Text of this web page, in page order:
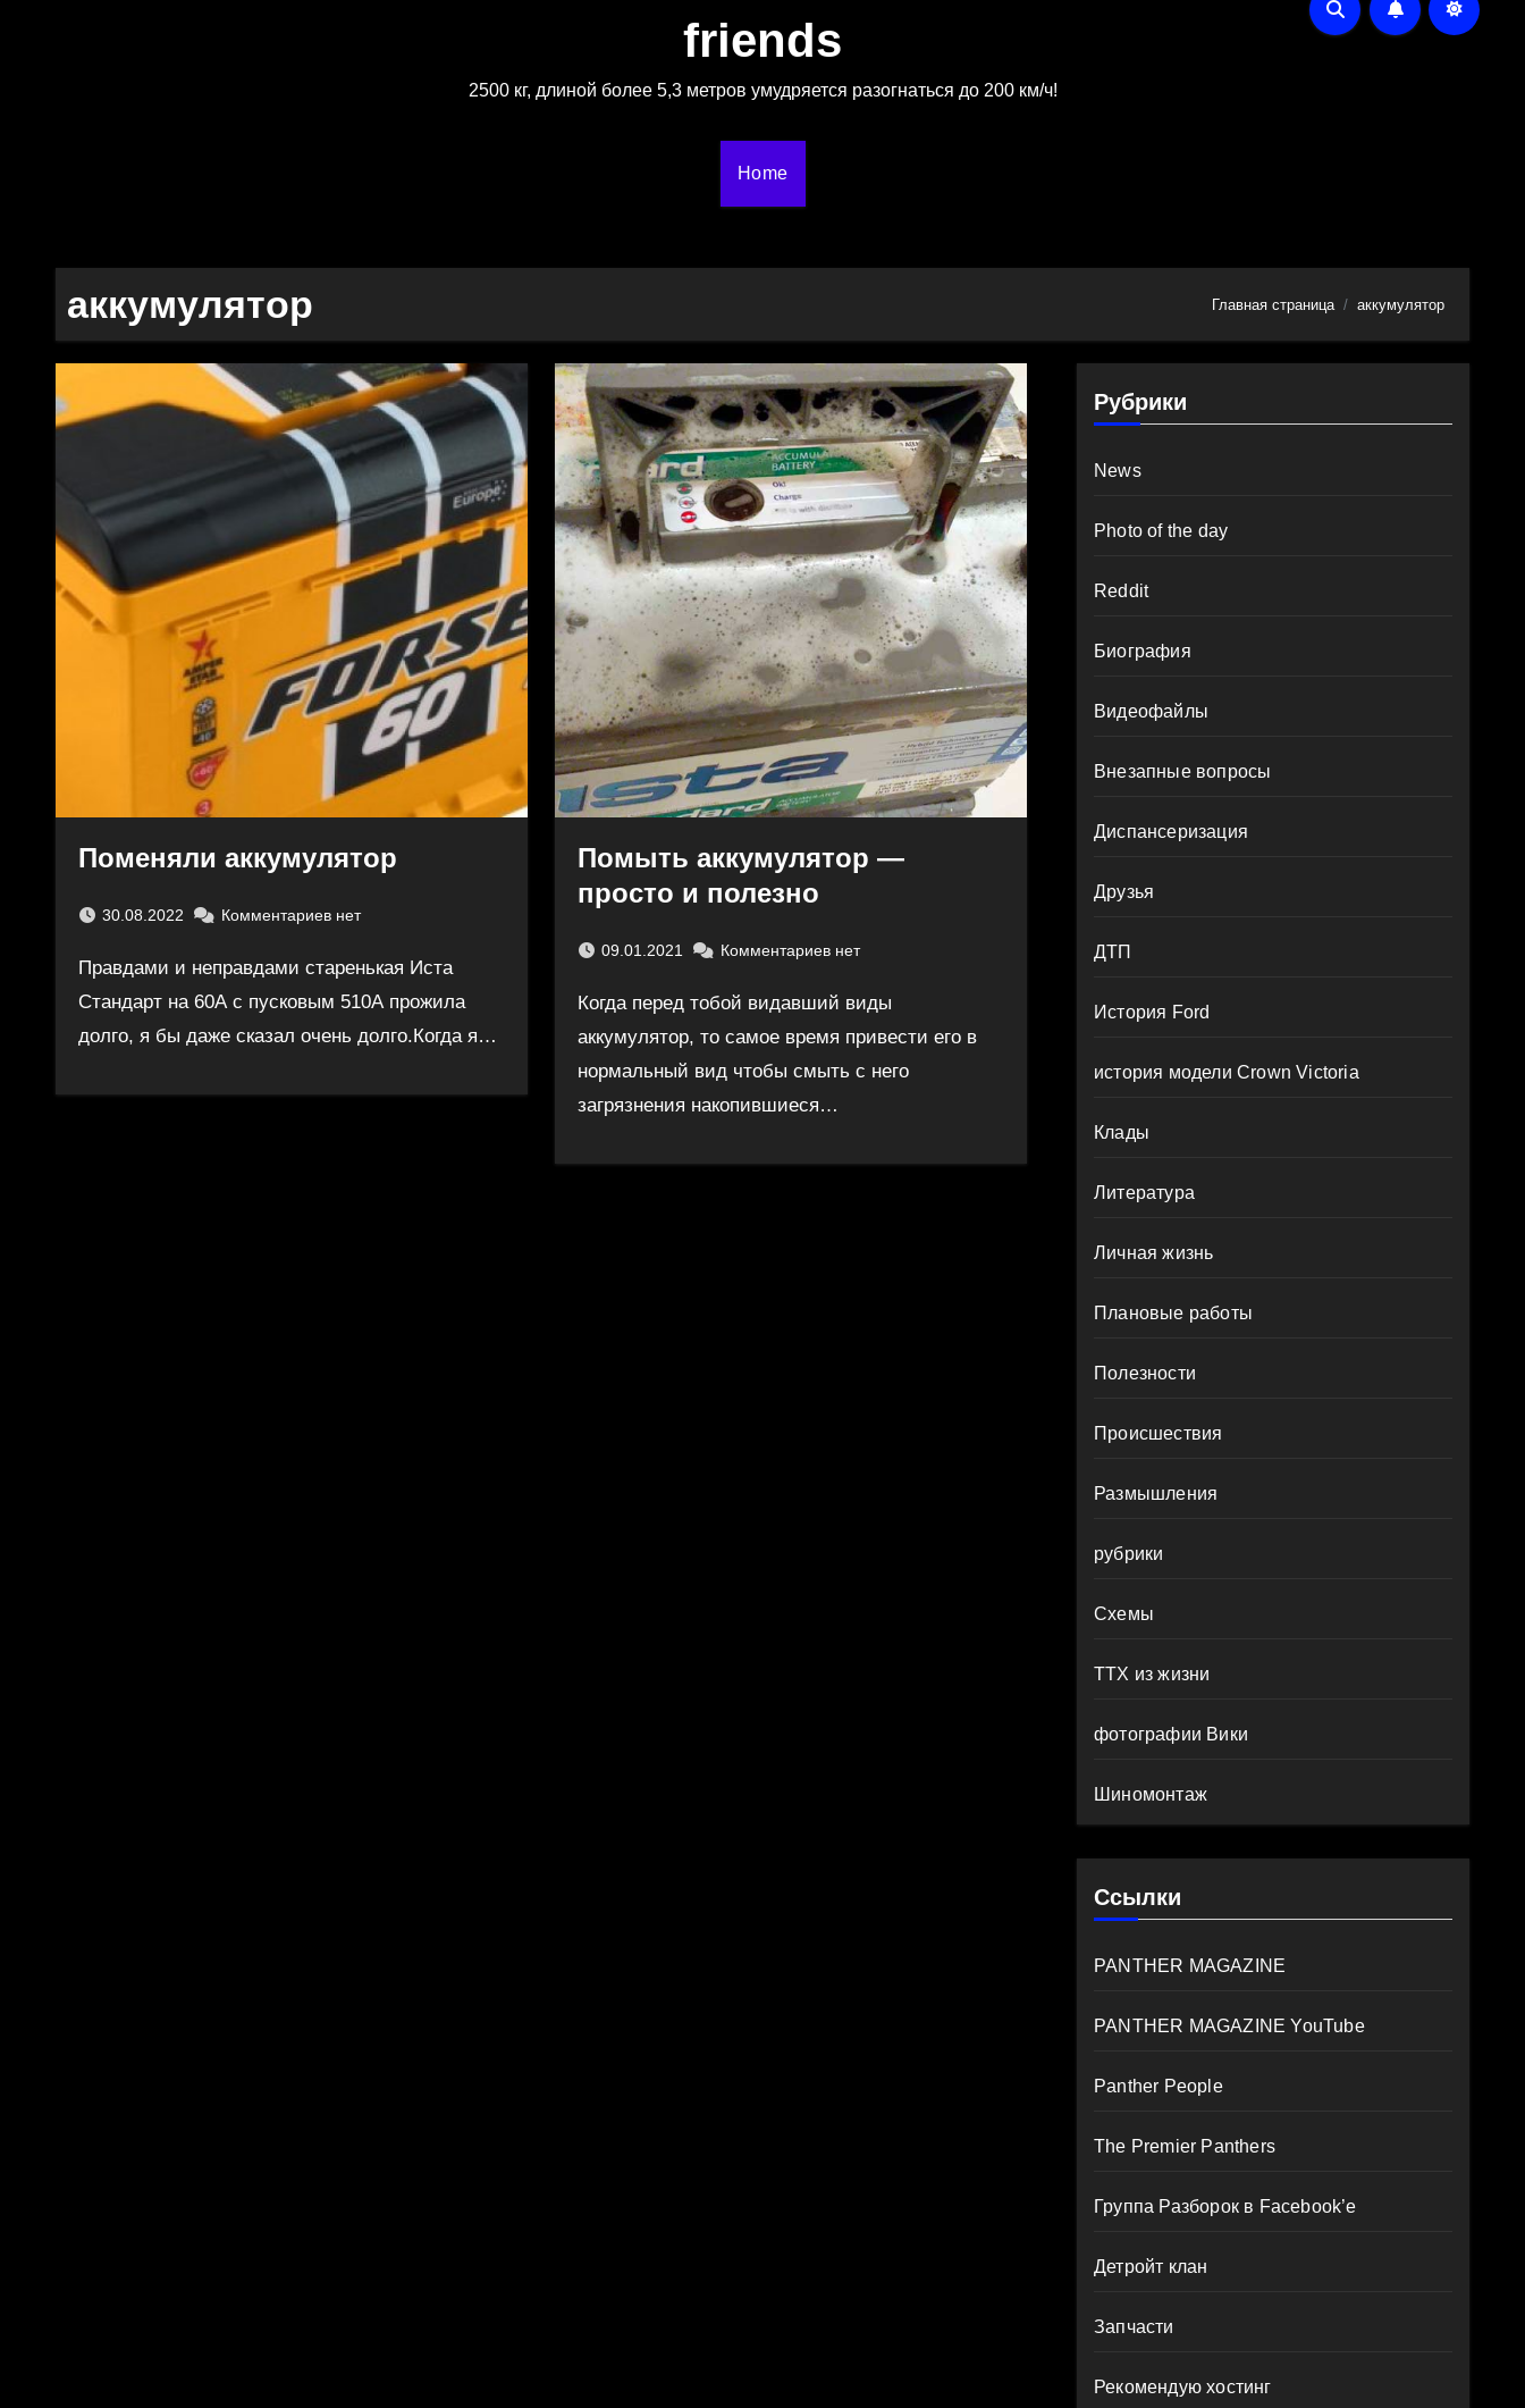
friends
2500 кг, длиной более 5,3 метров умудряется разогнаться до 200 км/ч!
Home
аккумулятор Главная страница аккумулятор
Поменяли аккумулятор
30.08.2022 Комментариев нет
Правдами и неправдами старенькая Иста
Стандарт на 60А с пусковым 510А прожила
долго, я бы даже сказал очень долго.Когда я…
Помыть аккумулятор —
просто и полезно
09.01.2021 Комментариев нет
Когда перед тобой видавший виды
аккумулятор, то самое время привести его в
нормальный вид чтобы смыть с него
загрязнения накопившиеся…
Рубрики
News
Photo of the day
Reddit
Биография
Видеофайлы
Внезапные вопросы
Диспансеризация
Друзья
ДТП
История Ford
история модели Crown Victoria
Клады
Литература
Личная жизнь
Плановые работы
Полезности
Происшествия
Размышления
рубрики
Схемы
ТТХ из жизни
фотографии Вики
Шиномонтаж
Ссылки
PANTHER MAGAZINE
PANTHER MAGAZINE YouTube
Panther People
The Premier Panthers
Группа Разборок в Facebook’е
Детройт клан
Запчасти
Рекомендую хостинг